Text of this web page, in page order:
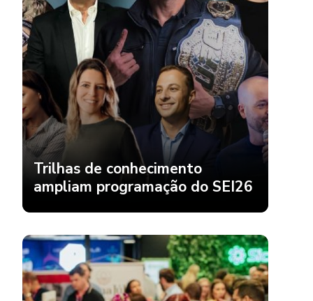
Trilhas de conhecimento
ampliam programação do SEI26